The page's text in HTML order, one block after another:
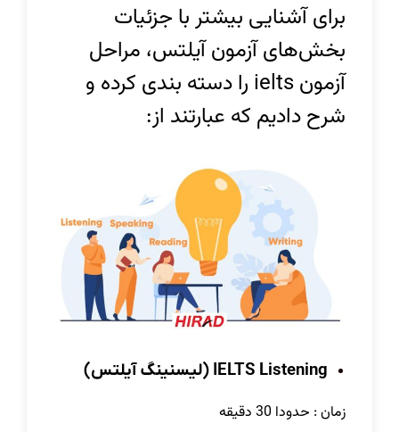
برای آشنایی بیشتر با جزئیات
بخش‌های آزمون آیلتس، مراحل
آزمون ielts را دسته بندی کرده و
شرح دادیم که عبارتند از:
IELTS Listening (لیسنینگ آیلتس)
زمان : حدودا 30 دقیقه